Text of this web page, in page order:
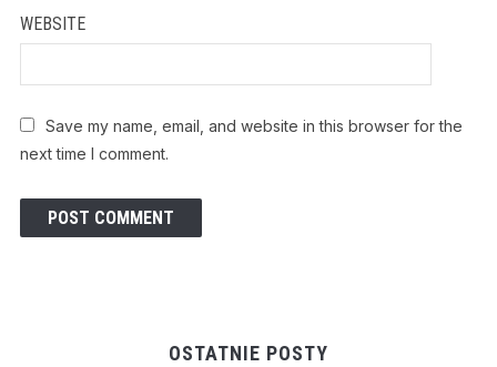
WEBSITE
Save my name, email, and website in this browser for the
next time I comment.
OSTATNIE POSTY